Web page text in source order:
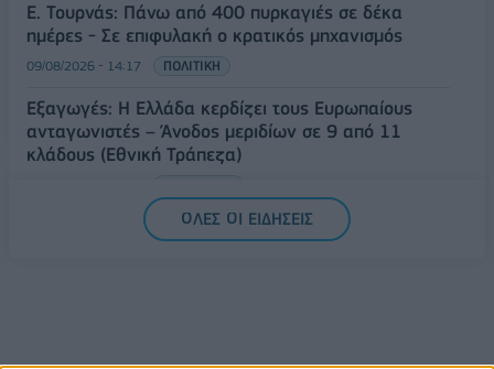
Ε. Τουρνάς: Πάνω από 400 πυρκαγιές σε δέκα
ημέρες - Σε επιφυλακή ο κρατικός μηχανισμός
09/08/2026 - 14:17 ΠΟΛΙΤΙΚΗ
Εξαγωγές: Η Ελλάδα κερδίζει τους Ευρωπαίους
ανταγωνιστές – Άνοδος μεριδίων σε 9 από 11
κλάδους (Εθνική Τράπεζα)
ΟΛΕΣ ΟΙ ΕΙΔΗΣΕΙΣ